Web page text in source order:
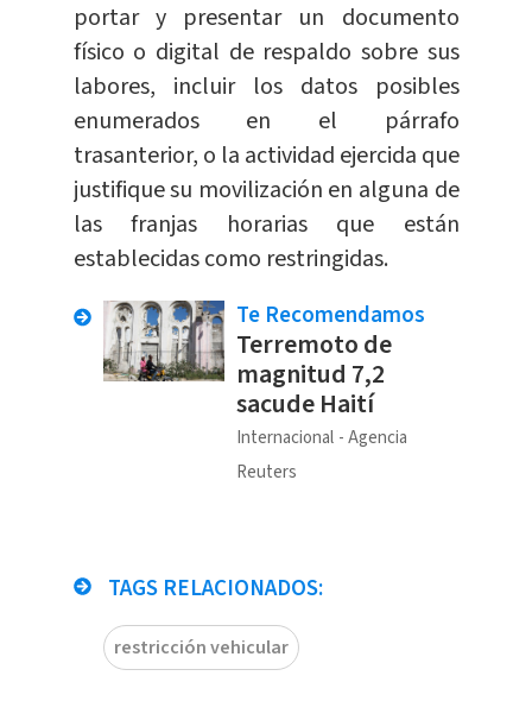
portar y presentar un documento
físico o digital de respaldo sobre sus
labores, incluir los datos posibles
enumerados en el párrafo
trasanterior, o la actividad ejercida que
justifique su movilización en alguna de
las franjas horarias que están
establecidas como restringidas.
Te Recomendamos
Terremoto de
magnitud 7,2
sacude Haití
Internacional Agencia
Reuters
TAGS RELACIONADOS:
restricción vehicular